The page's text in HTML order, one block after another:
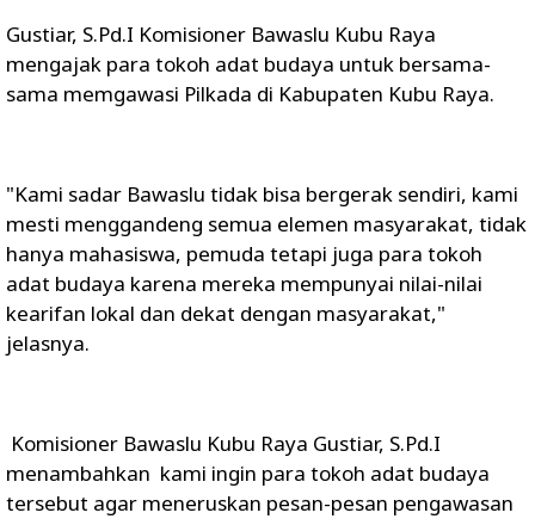
Gustiar, S.Pd.I Komisioner Bawaslu Kubu Raya
mengajak para tokoh adat budaya untuk bersama-
sama memgawasi Pilkada di Kabupaten Kubu Raya.
"Kami sadar Bawaslu tidak bisa bergerak sendiri, kami
mesti menggandeng semua elemen masyarakat, tidak
hanya mahasiswa, pemuda tetapi juga para tokoh
adat budaya karena mereka mempunyai nilai-nilai
kearifan lokal dan dekat dengan masyarakat,"
jelasnya.
Komisioner Bawaslu Kubu Raya Gustiar, S.Pd.I
menambahkan kami ingin para tokoh adat budaya
tersebut agar meneruskan pesan-pesan pengawasan